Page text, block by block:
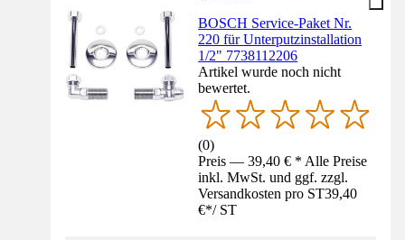
BOSCH Service-Paket Nr.
220 für Unterputzinstallation
1/2" 7738112206
Artikel wurde noch nicht
bewertet.
(0)
Preis — 39,40 € * Alle Preise
inkl. MwSt. und ggf. zzgl.
Versandkosten pro ST39,40
€*/ ST